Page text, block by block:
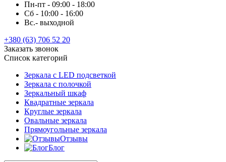
Пн-пт - 09:00 - 18:00
Сб - 10:00 - 16:00
Вс.- выходной
+380 (63) 706 52 20
Заказать звонок
Список категорий
Зеркала с LED подсветкой
Зеркала с полочкой
Зеркальный шкаф
Квадратные зеркала
Круглые зеркала
Овальные зеркала
Прямоугольные зеркала
Отзывы
Блог